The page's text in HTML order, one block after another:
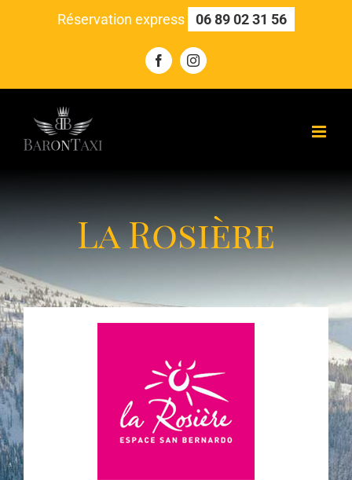
Réservation express 06 89 02 31 56
FacebookInstagram
La Rosière